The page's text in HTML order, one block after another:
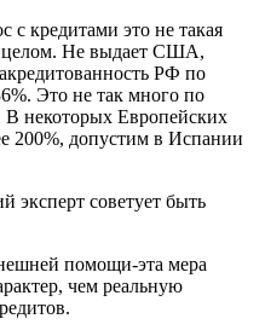
с кредитами это не такая
целом. Не выдает США,
РФ по
Это не так много по
некоторых Европейских
200%, допустим в Испании
помощи-эта мера
чем реальную